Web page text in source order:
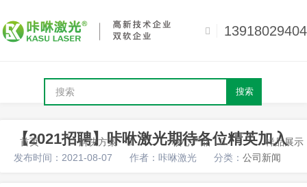
13918029404
搜索
首页 解决方案 核心产品 样品展示
【2021招聘】咔咻激光期待各位精英加入
发布时间：2021-08-07 作者：咔咻激光 分类： 公司新闻